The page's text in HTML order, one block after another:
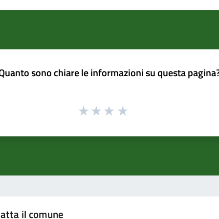
sono chiare le informazioni su questa
il comune